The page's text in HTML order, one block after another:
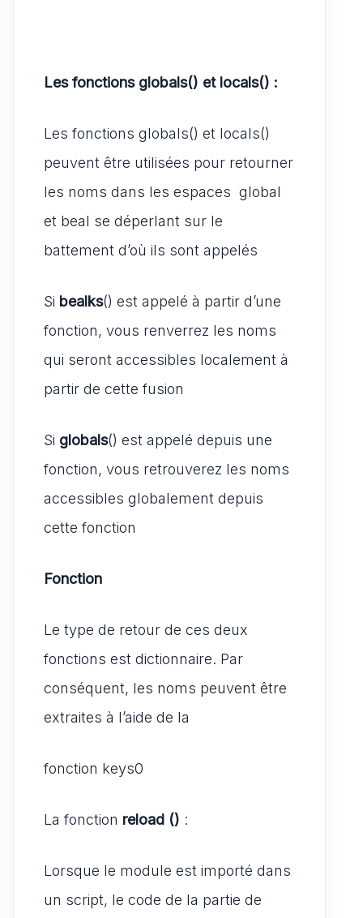
Les fonctions globals() et locals() :
Les fonctions globals() et locals()
peuvent être utilisées pour retourner
les noms dans les espaces global
et beal se déperlant sur le
battement d’où ils sont appelés
Si bealks() est appelé à partir d’une
fonction, vous renverrez les noms
qui seront accessibles localement à
partir de cette fusion
Si globals() est appelé depuis une
fonction, vous retrouverez les noms
accessibles globalement depuis
cette fonction
Fonction
Le type de retour de ces deux
fonctions est dictionnaire. Par
conséquent, les noms peuvent être
extraites à l’aide de la
fonction keys0
La fonction reload () :
Lorsque le module est importé dans
un script, le code de la partie de